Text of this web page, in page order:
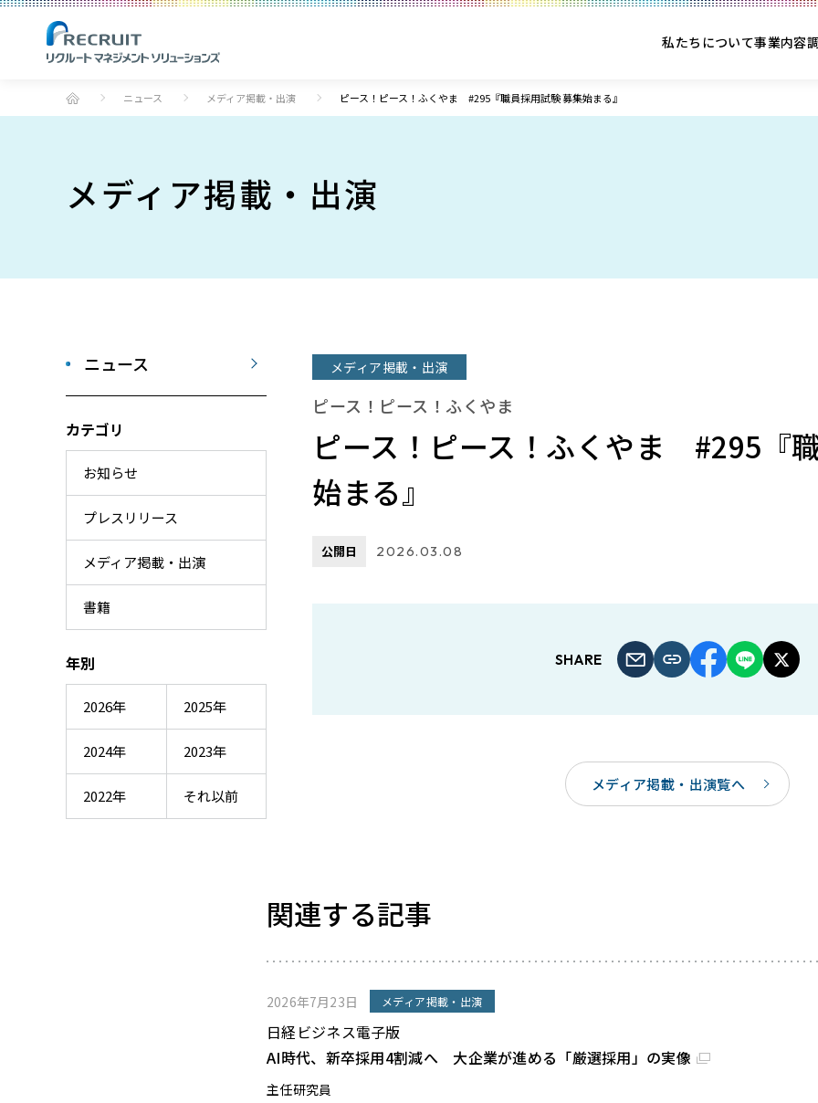
私たちについて事業内容
ニュース メディア掲載・出演 ピース！ピース！ふくやま #295『職員採用試験 募集始まる』
メディア掲載・出演
ニュース
カテゴリ
お知らせ
プレスリリース
メディア掲載・出演
書籍
年別
2026年 2025年
2024年 2023年
2022年 それ以前
メディア掲載・出演
ピース！ピース！ふくやま
ピース！ピース！ふくやま #295『
始まる』
公開日 2026.03.08
SHARE
メディア掲載・出演覧へ
関連する記事
2026年7月23日 メディア掲載・出演
日経ビジネス電子版
AI時代、新卒採用4割減へ 大企業が進める「厳選採用」の実像
主任研究員